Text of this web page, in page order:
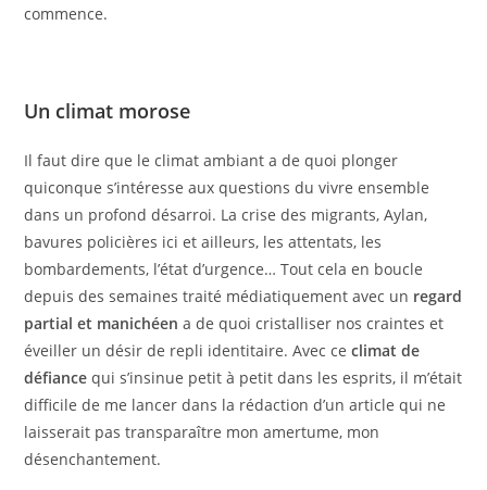
commence.
Un climat morose
Il faut dire que le climat ambiant a de quoi plonger
quiconque s’intéresse aux questions du vivre ensemble
dans un profond désarroi. La crise des migrants, Aylan,
bavures policières ici et ailleurs, les attentats, les
bombardements, l’état d’urgence… Tout cela en boucle
depuis des semaines traité médiatiquement avec un regard
partial et manichéen a de quoi cristalliser nos craintes et
éveiller un désir de repli identitaire. Avec ceclimat de
défiance qui s’insinue petit à petit dans les esprits, il m’était
difficile de me lancer dans la rédaction d’un article qui ne
laisserait pas transparaître mon amertume, mon
désenchantement.